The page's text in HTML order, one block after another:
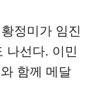
정미가 임진
나선다. 이민
함께 메달